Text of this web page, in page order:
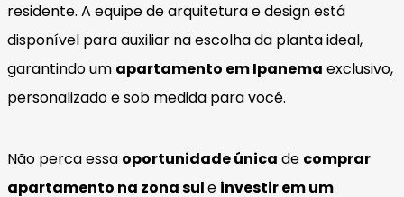
residente. A equipe de arquitetura e design está
disponível para auxiliar na escolha da planta ideal,
garantindo um apartamento em Ipanema exclusivo,
personalizado e sob medida para você.
Não perca essa oportunidade única de comprar
apartamento na zona sule investir em um